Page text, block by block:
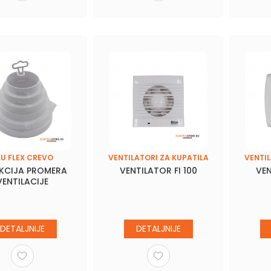
FLEX CREVO
PROMERA
DETALJNIJE
VENTILATORI ZA KUPATILA
VENTILATOR FI 100
DETALJNIJE